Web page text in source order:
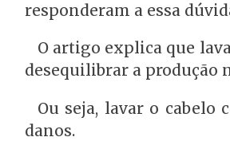
responderam a essa
O artigo explica que
desequilibrar a produção
Ou seja, lavar o
danos.